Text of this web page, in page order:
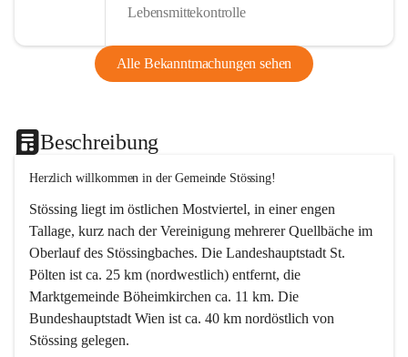
Lebensmittekontrolle
Alle Bekanntmachungen sehen
Beschreibung
Herzlich willkommen in der Gemeinde Stössing!
Stössing liegt im östlichen Mostviertel, in einer engen
Tallage, kurz nach der Vereinigung mehrerer Quellbäche im
Oberlauf des Stössingbaches. Die Landeshauptstadt St.
Pölten ist ca. 25 km (nordwestlich) entfernt, die
Marktgemeinde Böheimkirchen ca. 11 km. Die
Bundeshauptstadt Wien ist ca. 40 km nordöstlich von
Stössing gelegen.